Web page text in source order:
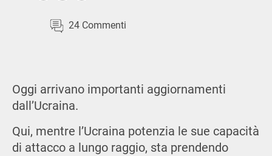
24 Commenti
Oggi arrivano importanti aggiornamenti
dall’Ucraina.
Qui, mentre l’Ucraina potenzia le sue capacità
di attacco a lungo raggio, sta prendendo